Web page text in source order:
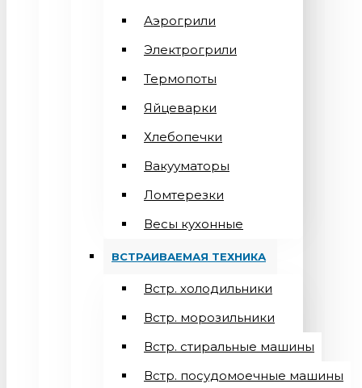
Аэрогрили
Электрогрили
Термопоты
Яйцеварки
Хлебопечки
Вакууматоры
Ломтерезки
Весы кухонные
ВСТРАИВАЕМАЯ ТЕХНИКА
Встр. холодильники
Встр. морозильники
Встр. стиральные машины
Встр. посудомоечные машины